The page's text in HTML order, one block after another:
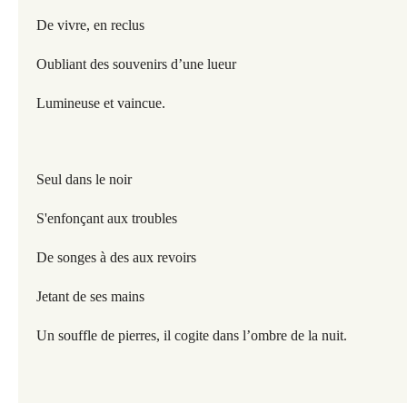
De vivre, en reclus
Oubliant des souvenirs d’une lueur
Lumineuse et vaincue.
Seul dans le noir
S'enfonçant aux troubles
De songes à des aux revoirs
Jetant de ses mains
Un souffle de pierres, il cogite dans l’ombre de la nuit.